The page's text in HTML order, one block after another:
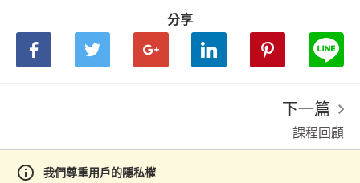
info
我們尊重用戶的隱私權
分享
下一篇
課程回顧